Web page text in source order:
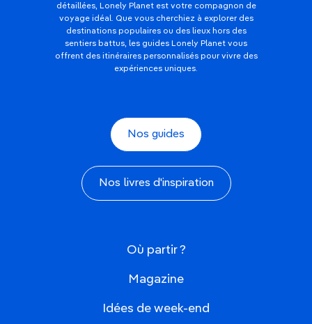
détaillées, Lonely Planet est votre compagnon de
voyage idéal. Que vous cherchiez à explorer des
destinations populaires ou des lieux hors des
sentiers battus, les guides Lonely Planet vous
offrent des itinéraires personnalisés pour vivre des
expériences uniques.
Nos guides
Nos livres d'inspiration
Où partir ?
Magazine
Idées de week-end